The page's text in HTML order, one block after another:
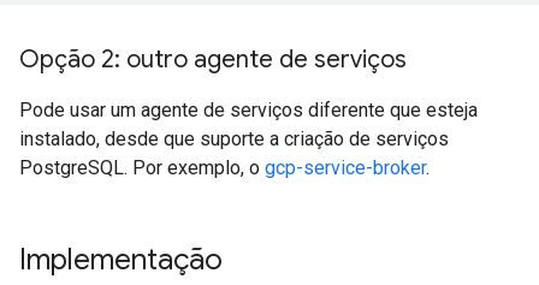
Opção 2: outro agente de serviços
Pode usar um agente de serviços diferente que esteja
instalado, desde que suporte a criação de serviços
PostgreSQL. Por exemplo, o gcp-service-broker.
Implementação